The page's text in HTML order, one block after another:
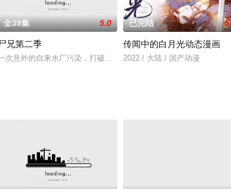
雪。殉道血，一战乾坤仙魔决。公开亭之上，神毓逍遥历劫，自
阴谋，家里一朝落败。亲人，女友避之不及，纷纷离他而去。经
全39集 5.0
兄第二季
次意外的自来水厂污染，打破了屌丝青年白小飞的平淡生活。面
已完结
传闻中的白月光动态漫画
2022 / 大陆 / 国产动漫